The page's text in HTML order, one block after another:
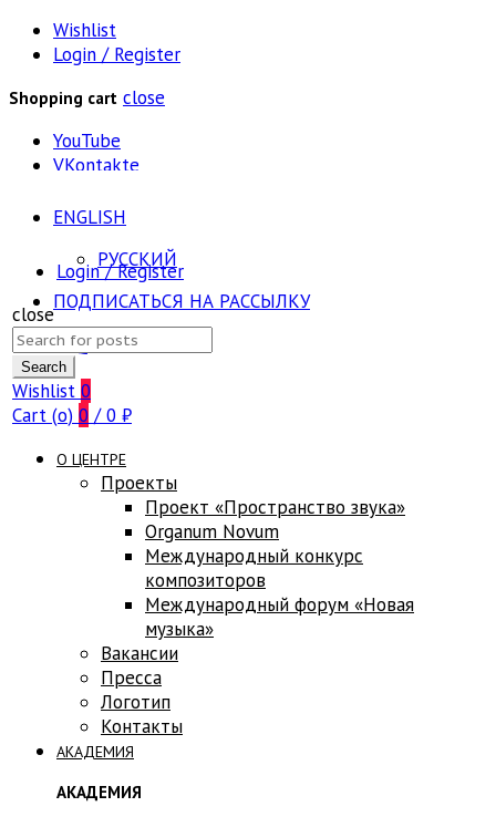
Wishlist
Login / Register
Shopping cart close
YouTube
VKontakte
ENGLISH
РУССКИЙ
ПОДПИСАТЬСЯ НА РАССЫЛКУ
FAQ
Login / Register
close
Search
for:
Search
Wishlist 0
Cart (o) 0 / 0 ₽
О ЦЕНТРЕ
Проекты
Проект «Пространство звука»
Оrganum Novum
Международный конкурс
композиторов
Международный форум «Новая
музыка»
Вакансии
Пресса
Логотип
Контакты
АКАДЕМИЯ
АКАДЕМИЯ